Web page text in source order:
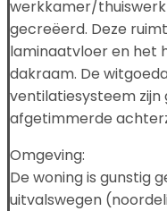
werkkamer/
gecreëerd. Deze
laminaatvloer en het
dakraam. De
ventilatiesysteem zijn
afgetimmerde
Omgeving:
De woning is gunstig
uitvalswegen